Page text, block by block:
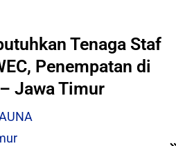
Tenaga Staf
Penempatan di
Jawa Timur